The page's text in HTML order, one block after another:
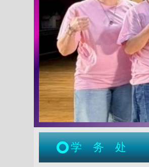
学务处